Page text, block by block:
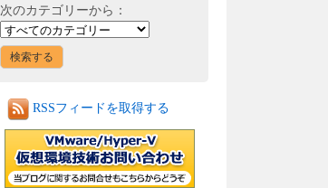
次のカテゴリーから：
RSSフィードを取得する